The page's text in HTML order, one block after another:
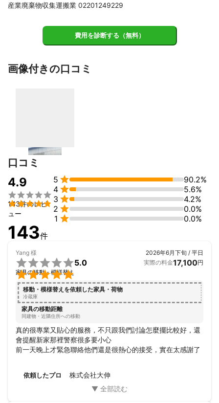
又、弊社には『生前整理、遺品整理』も数多くやらせて頂いてお
すので何なりとお申し付け下さい。
主に個人宅様の不用品回収、ゴミ屋敷、遺品整理、庭の伐採、草
サービス等できる範囲のことも行いお客様に喜ばれる様日々努力
しております。
まずわお見積もりからしっかり致しますので是非宜しくお願い致
します。
迅速かつ丁寧をもっとうに作業に励んでいますので宜しくお願い
いたします。
産業廃棄物収集運搬業 02201249229
費用を診断する（無料）
画像付きの口コミ
口コミ
4.9


143件のレビ
ュー
5 
90.2%
4 
5.6%
3 
4.2%
2 
0.0%
1  0.0%
143件
Yang 様


5.0
家具の移動・模様替え
2026年6月下旬 / 平日
実際の料金17,100円
移動・模様替えを依頼した家具・荷物
冷蔵庫
家具の移動距離
同建物・近隣住所への移動
真的很專業又貼心的服務，不只跟我們討論怎麼擺比較好，還
會提醒新家那裡警察很多要小心
前一天晚上才緊急聯絡他們還是很熱心的接受，實在太感謝了
依頼したプロ 株式会社大伸